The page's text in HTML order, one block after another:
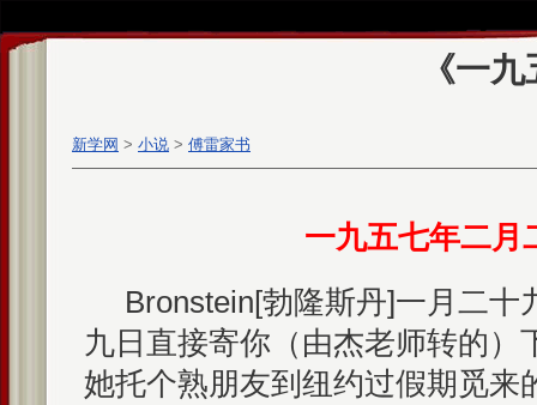
《一
新学网 > 小说 > 傅雷家书
一九五七年二月
Bronstein[勃隆斯丹]一月二十
九日直接寄你（由杰老师转的
她托个熟朋友到纽约过假期觅来